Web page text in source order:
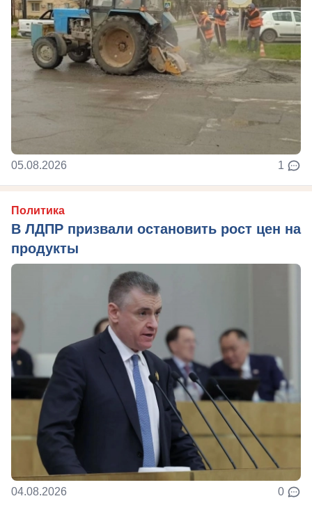
05.08.2026 1
Политика
В ЛДПР призвали остановить рост цен на
продукты
04.08.2026 0